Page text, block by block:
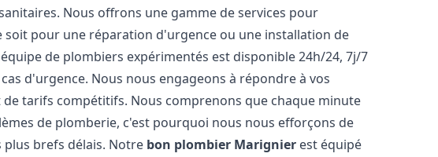
Nous offrons une gamme de services pour
soit pour une réparation d'urgence ou une installation de
de plombiers expérimentés est disponible 24h/24, 7j/7
d'urgence. Nous nous engageons à répondre à vos
tarifs compétitifs. Nous comprenons que chaque minute
de plomberie, c'est pourquoi nous nous efforçons de
plus brefs délais. Notre bon plombier Marignier est équipé